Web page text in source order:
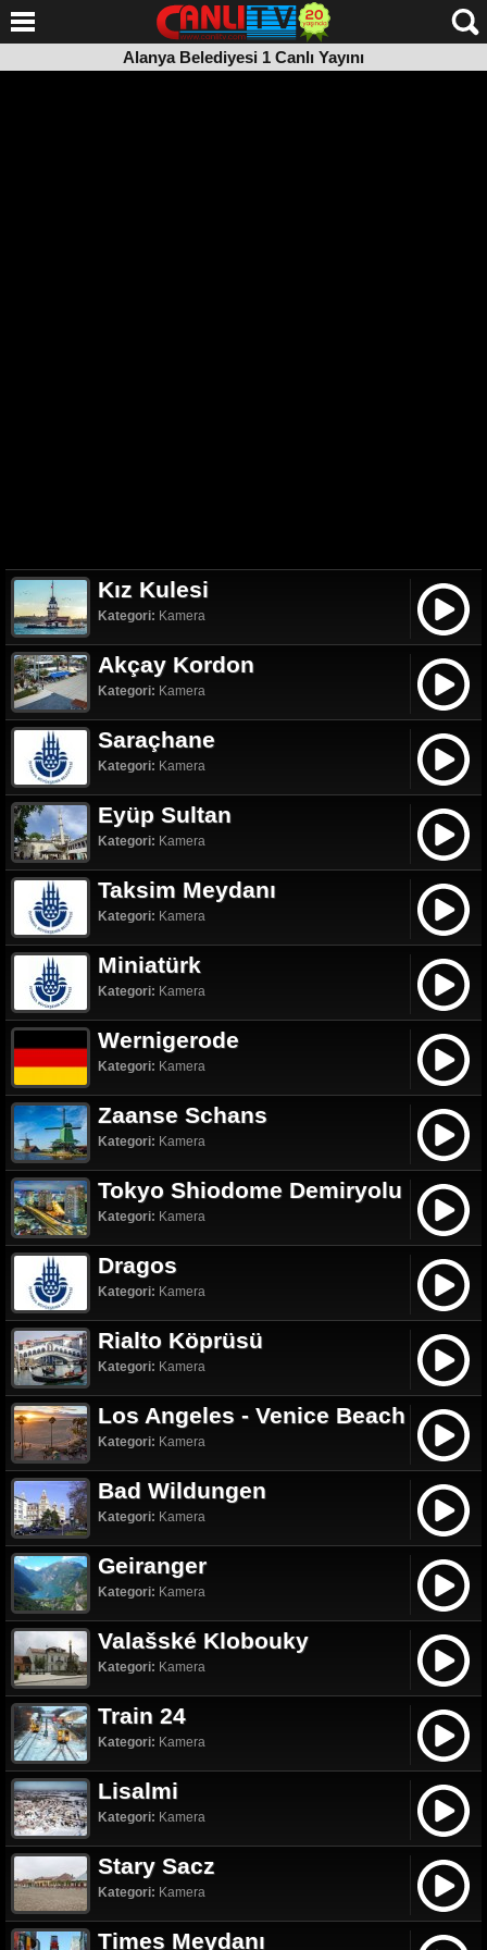
Alanya Belediyesi 1 Canlı Yayını
Kız Kulesi
Kategori: Kamera
Akçay Kordon
Kategori: Kamera
Saraçhane
Kategori: Kamera
Eyüp Sultan
Kategori: Kamera
Taksim Meydanı
Kategori: Kamera
Miniatürk
Kategori: Kamera
Wernigerode
Kategori: Kamera
Zaanse Schans
Kategori: Kamera
Tokyo Shiodome Demiryolu
Kategori: Kamera
Dragos
Kategori: Kamera
Rialto Köprüsü
Kategori: Kamera
Los Angeles - Venice Beach
Kategori: Kamera
Bad Wildungen
Kategori: Kamera
Geiranger
Kategori: Kamera
Valašské Klobouky
Kategori: Kamera
Train 24
Kategori: Kamera
Lisalmi
Kategori: Kamera
Stary Sacz
Kategori: Kamera
Times Meydanı